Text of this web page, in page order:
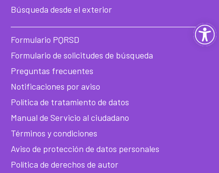
Búsqueda desde el exterior
Formulario PQRSD
Formulario de solicitudes de búsqueda
Preguntas frecuentes
Notificaciones por aviso
Política de tratamiento de datos
Manual de Servicio al ciudadano
Términos y condiciones
Aviso de protección de datos personales
Política de derechos de autor